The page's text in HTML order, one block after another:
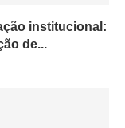
institucional:
de...